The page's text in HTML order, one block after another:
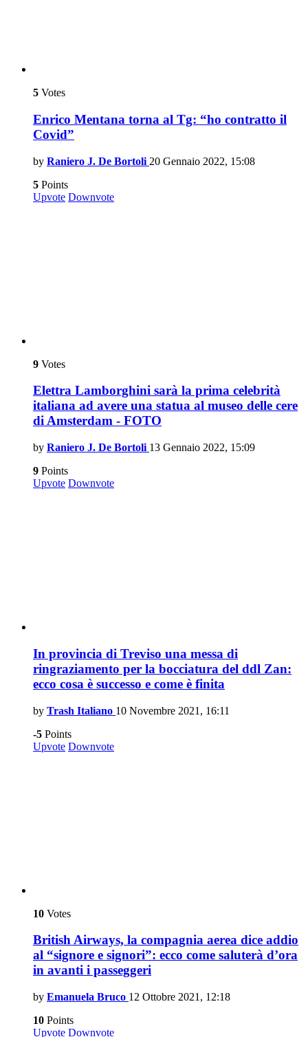
5 Votes
Enrico Mentana torna al Tg: “ho contratto il
Covid”
by Raniero J. De Bortoli 20 Gennaio 2022, 15:08
5 Points
Upvote Downvote
9 Votes
Elettra Lamborghini sarà la prima celebrità
italiana ad avere una statua al museo delle cere
di Amsterdam - FOTO
by Raniero J. De Bortoli 13 Gennaio 2022, 15:09
9 Points
Upvote Downvote
In provincia di Treviso una messa di
ringraziamento per la bocciatura del ddl Zan:
ecco cosa è successo e come è finita
by Trash Italiano 10 Novembre 2021, 16:11
-5 Points
Upvote Downvote
10 Votes
British Airways, la compagnia aerea dice addio
al “signore e signori”: ecco come saluterà d’ora
in avanti i passeggeri
by Emanuela Bruco 12 Ottobre 2021, 12:18
10 Points
Upvote Downvote